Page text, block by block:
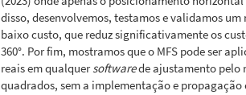
disso, desenvolvemos, testamos e validamos um
baixo custo, que reduz significativamente os
360°. Por fim, mostramos que o MFS pode ser
reais em qualquersoftwarede ajustamento pelo
quadrados, sem a implementação e